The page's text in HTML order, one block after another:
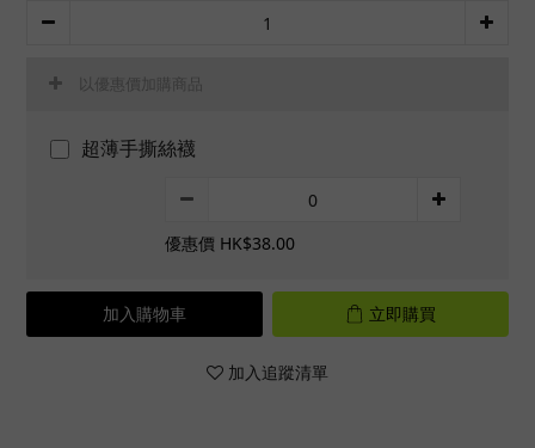
以優惠價加購商品
超薄手撕絲襪
優惠價 HK$38.00
加入購物車 立即購買
加入追蹤清單